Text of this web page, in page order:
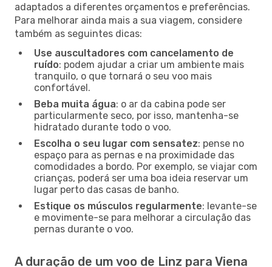
adaptados a diferentes orçamentos e preferências.
Para melhorar ainda mais a sua viagem, considere
também as seguintes dicas:
Use auscultadores com cancelamento de
ruído: podem ajudar a criar um ambiente mais
tranquilo, o que tornará o seu voo mais
confortável.
Beba muita água: o ar da cabina pode ser
particularmente seco, por isso, mantenha-se
hidratado durante todo o voo.
Escolha o seu lugar com sensatez: pense no
espaço para as pernas e na proximidade das
comodidades a bordo. Por exemplo, se viajar com
crianças, poderá ser uma boa ideia reservar um
lugar perto das casas de banho.
Estique os músculos regularmente: levante-se
e movimente-se para melhorar a circulação das
pernas durante o voo.
A duração de um voo de Linz para Viena